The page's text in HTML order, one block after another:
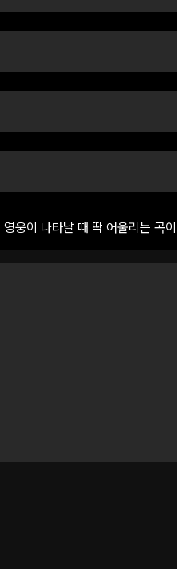
영웅이 나타날 때 딱 어울리는 곡이